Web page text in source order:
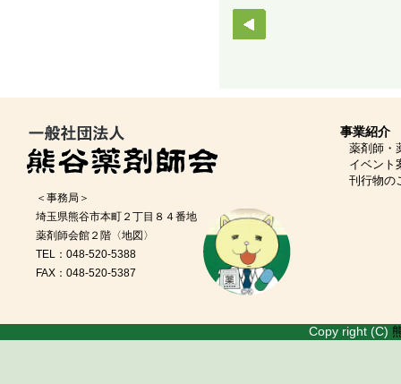
＜事務局＞
埼玉県熊谷市本町２丁目８４番地
薬剤師会館２階 〈地図〉
TEL：048-520-5388
FAX：048-520-5387
事業紹介
薬剤師・
イベント
刊行物の
Copy right (C)